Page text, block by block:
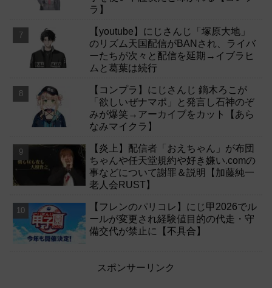
ラ】
【youtube】にじさんじ「塚原大地」
のリズム天国配信がBANされ、ライバ
ーたちが次々と配信を延期→イブラヒ
ムと葛葉は続行
【コンプラ】にじさんじ 鏑木ろこが
「欲しいぜナマポ」と発言し石神のぞ
みが爆笑→アーカイブをカット【あら
なみマイクラ】
【炎上】配信者「おえちゃん」が布団
ちゃんや任天堂規約や好き嫌い.comの
事などについて謝罪＆説明【加藤純一
老人会RUST】
【フレンのパリコレ】にじ甲2026でル
ールが変更され経験値目的の代走・守
備交代が禁止に【不具合】
スポンサーリンク